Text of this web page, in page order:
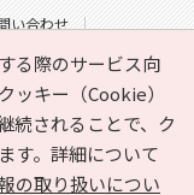
る際のサービス向
ッキー（Cookie）
続されることで、ク
す。詳細について
の取り扱いについ
い合わせ
わせ